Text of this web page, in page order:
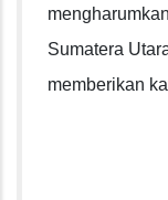
Sumatera
memberikan